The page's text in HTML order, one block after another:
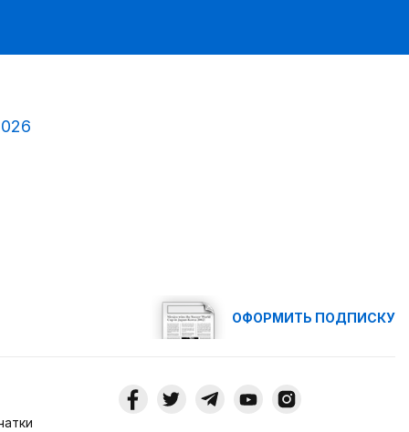
ОФОРМИТЬ ПОДПИСКУ